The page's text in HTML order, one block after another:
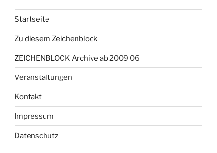
Startseite
Zu diesem Zeichenblock
ZEICHENBLOCK Archive ab 2009 06
Veranstaltungen
Kontakt
Impressum
Datenschutz